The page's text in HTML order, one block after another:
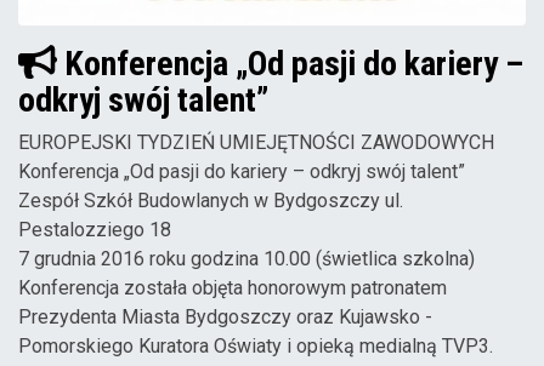
Konferencja „Od pasji do kariery –
odkryj swój talent”
EUROPEJSKI TYDZIEŃ UMIEJĘTNOŚCI ZAWODOWYCH
Konferencja „Od pasji do kariery – odkryj swój talent”
Zespół Szkół Budowlanych w Bydgoszczy ul.
Pestalozziego 18
7 grudnia 2016 roku godzina 10.00 (świetlica szkolna)
Konferencja została objęta honorowym patronatem
Prezydenta Miasta Bydgoszczy oraz Kujawsko -
Pomorskiego Kuratora Oświaty i opieką medialną TVP3.